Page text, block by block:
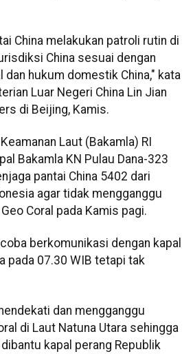
China melakukan patroli rutin di
China sesuai dengan
dan hukum domestik China," kata
Luar Negeri China Lin Jian
di Beijing, Kamis.
Laut (Bakamla) RI
Bakamla KN Pulau Dana-323
pantai China 5402 dari
agar tidak mengganggu
Coral pada Kamis pagi.
berkomunikasi dengan kapal
pada 07.30 WIB tetapi tak
dan mengganggu
di Laut Natuna Utara sehingga
kapal perang Republik